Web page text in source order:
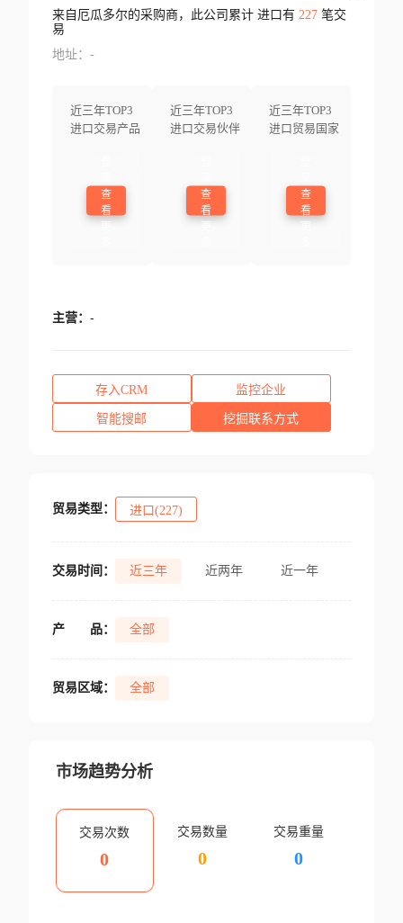
来自厄瓜多尔的采购商，此公司累计 进口有 227笔交
易
地址：-
近三年TOP3
进口交易产品
查
看
近三年TOP3
进口交易伙伴
查
看
近三年TOP3
进口贸易国家
查
看
主营： -
存入CRM 监控企业
智能搜邮 挖掘联系方式
贸易类型： 进口(227)
交易时间： 近三年 近两年 近一年
产 品： 全部
贸易区域： 全部
市场趋势分析
交易次数
0
交易数量
0
交易重量
0